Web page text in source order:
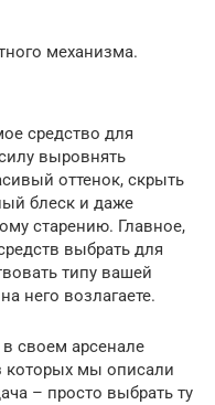
механизма.
средство для
выровнять
оттенок, скрыть
блеск и даже
старению. Главное,
выбрать для
типу вашей
него возлагаете.
своем арсенале
которых мы описали
– просто выбрать ту